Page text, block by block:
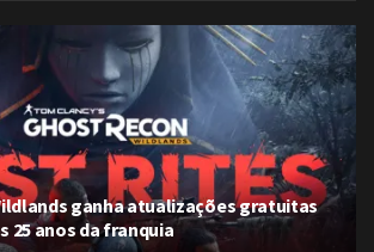
ganha atualizações gratuitas
25 anos da franquia